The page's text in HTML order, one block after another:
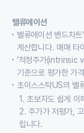
밸류에이션
밸류에이션 밴드차
계산합니다. 매매 타
‘적정주가(intrinsic
기준으로 평가한 가
초이스스탁US의 밸
1. 초보자도 쉽게 이
2. 주가가 저평가,
립니다.